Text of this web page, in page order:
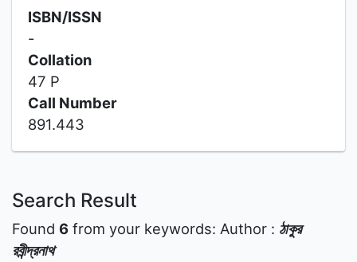
ISBN/ISSN
-
Collation
47 P
Call Number
891.443
Search Result
Found 6 from your keywords: Author : ঠাকুর
রবীন্দ্রনাথ